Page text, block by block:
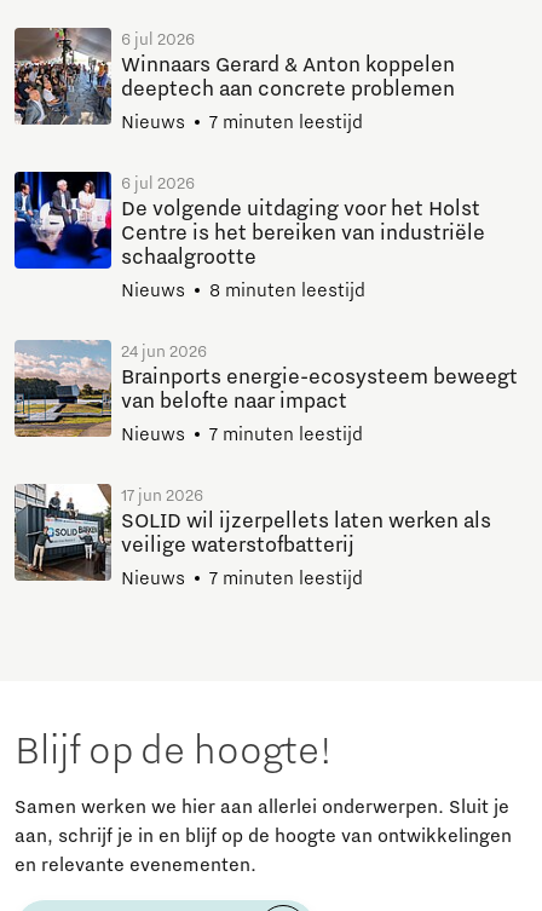
6 jul 2026
Winnaars Gerard & Anton koppelen
deeptech aan concrete problemen
Nieuws 7 minuten leestijd
6 jul 2026
De volgende uitdaging voor het Holst
Centre is het bereiken van industriële
schaalgrootte
Nieuws 8 minuten leestijd
24 jun 2026
Brainports energie-ecosysteem beweegt
van belofte naar impact
Nieuws 7 minuten leestijd
17 jun 2026
SOLID wil ijzerpellets laten werken als
veilige waterstofbatterij
Nieuws 7 minuten leestijd
Blijf op de hoogte!
Samen werken we hier aan allerlei onderwerpen. Sluit je
aan, schrijf je in en blijf op de hoogte van ontwikkelingen
en relevante evenementen.